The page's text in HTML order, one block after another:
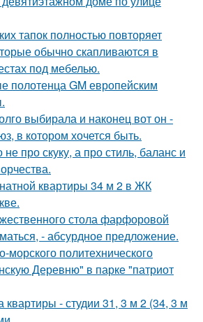
тапок полностью повторяет
обычно скапливаются в
под мебелью.
полотенца GM европейским
выбирала и наконец вот он -
в котором хочется быть.
про скуку, а про стиль, баланс и
квартиры 34 м 2 в ЖК
стола фарфоровой
- абсурдное предложение.
морского политехнического
Деревню" в парке "патриот
квартиры - студии 31, 3 м 2 (34, 3 м